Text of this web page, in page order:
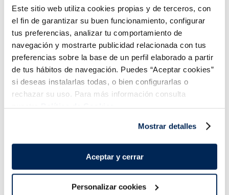
Este sitio web utiliza cookies propias y de terceros, con
el fin de garantizar su buen funcionamiento, configurar
tus preferencias, analizar tu comportamiento de
navegación y mostrarte publicidad relacionada con tus
preferencias sobre la base de un perfil elaborado a partir
de tus hábitos de navegación. Puedes “Aceptar cookies”
si deseas instalarlas todas, o bien configurarlas o
rechazar su uso. Para más información consulta
nuestraPolítica de Cookies.
Mostrar detalles
Aceptar y cerrar
Personalizar cookies
Hamburgueses de boví
amb all i julivert
Sin gluten Sin lactosa Bio
5,49 € Pack 2u x 200g
Añadir
Hamburgueses de boví
amb ceba caramel·litzada
Sin gluten Sin lactosa
5,49 € Pack 2u x 200 g
Añadir